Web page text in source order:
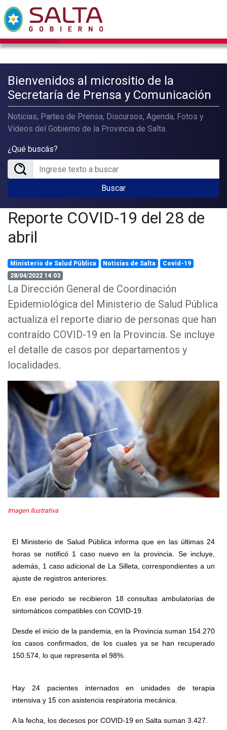
Bienvenidos al micrositio de la
Secretaría de Prensa y Comunicación
Noticias, Partes de Prensa, Discursos, Agenda, Fotos y
Videos del Gobierno de la Provincia de Salta.
¿Qué buscás?
Buscar
Reporte COVID-19 del 28 de
abril
Ministerio de Salud Pública Noticias de Salta
Covid-19
28/04/2022 14:03
La Dirección General de Coordinación
Epidemiológica del Ministerio de Salud Pública
actualiza el reporte diario de personas que han
contraído COVID-19 en la Provincia. Se incluye
el detalle de casos por departamentos y
localidades.
Imagen Ilustrativa
El Ministerio de Salud Pública informa que en las últimas 24
horas se notificó 1 caso nuevo en la provincia . Se incluye,
además, 1 caso adicional de La Silleta, correspondientes a un
ajuste de registros anteriores.
En ese periodo se recibieron 18 consultas ambulatorias de
sintomáticos compatibles con COVID-19.
Desde el inicio de la pandemia, en la Provincia suman 154.270
los casos confirmados, de los cuales ya se han recuperado
150.574, lo que representa el 98%.
Hay 24 pacientes internados en unidades de terapia
intensiva y 15 con asistencia respiratoria mecánica.
A la fecha, los decesos por COVID-19 en Salta suman 3.427.